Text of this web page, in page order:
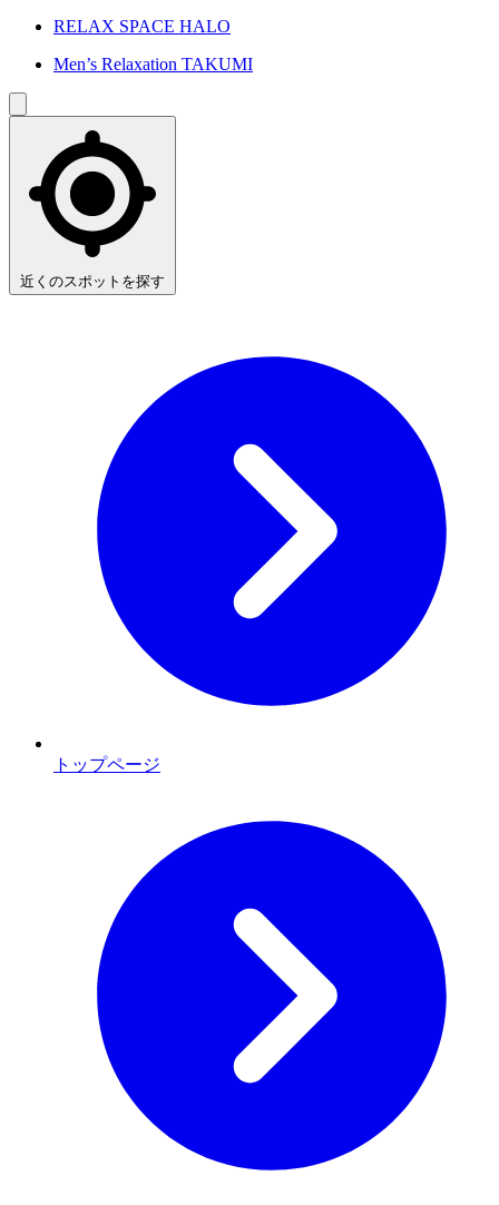
RELAX SPACE HALO
Men’s Relaxation TAKUMI
近くのスポットを探す
トップページ